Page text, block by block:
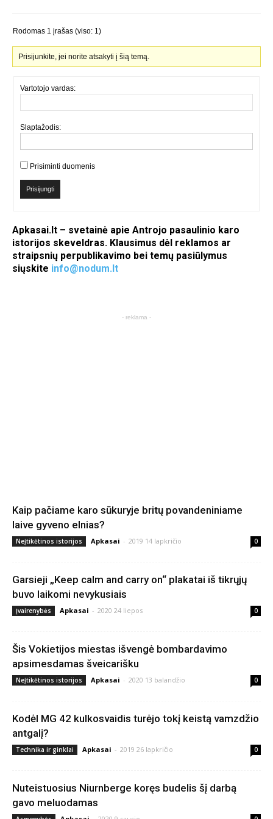
Rodomas 1 įrašas (viso: 1)
Prisijunkite, jei norite atsakyti į šią temą.
Vartotojo vardas:
Slaptažodis:
Prisiminti duomenis
Prisijungti
Apkasai.lt – svetainė apie Antrojo pasaulinio karo
istorijos skeveldras. Klausimus dėl reklamos ar
straipsnių perpublikavimo bei temų pasiūlymus
siųskite info@nodum.lt
- reklama -
Kaip pačiame karo sūkuryje britų povandeniniame
laive gyveno elnias?
Neįtikėtinos istorijos Apkasai - 2019 14 lapkričio 0
Garsieji „Keep calm and carry on“ plakatai iš tikrųjų
buvo laikomi nevykusiais
Įvairenybės Apkasai - 2020 24 liepos 0
Šis Vokietijos miestas išvengė bombardavimo
apsimesdamas šveicarišku
Neįtikėtinos istorijos Apkasai - 2020 13 balandžio 0
Kodėl MG 42 kulkosvaidis turėjo tokį keistą vamzdžio
antgalį?
Technika ir ginklai Apkasai - 2019 26 lapkričio 0
Nuteistuosius Niurnberge koręs budelis šį darbą
gavo meluodamas